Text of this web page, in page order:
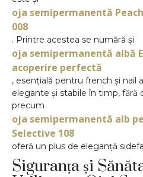
oja semipermanentă
008
. Printre acestea se numără și
oja semipermanentă albă
acoperire perfectă
, esențială pentru french și nail
elegante și stabile în timp, fără
precum
oja semipermanentă alb
Selective 108
oferă un plus de eleganță
Siguranța și